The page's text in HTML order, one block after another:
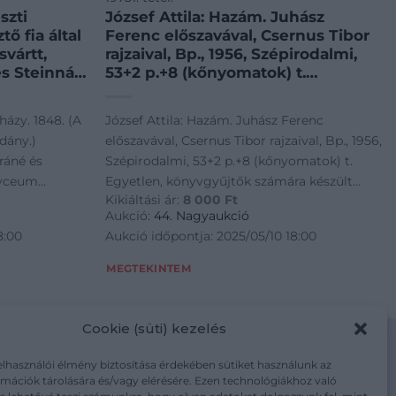
Cookie (süti) kezelés
élmény biztosítása érdekében sütiket használunk az
tárolására és/vagy elérésére. Ezen technológiákhoz való
fia által
Steinnál
+
A
Urházy
887.
1848. (A
és
Domokos
420 p.
fia,
Domokos
meg: Erdély
József Attila: Hazám. Juhász
Ferenc előszavával, Csernus Tibor
rajzaival, Bp., 1956, Szépirodalmi,
53+2 p.+8 (kőnyomatok) t.
aranyozott félbőr-kötés, sérült
gerinccel. Számozott (1982./2000)
József Attila: Hazám. Juhász Ferenc
előszavával, Csernus Tibor rajzaival, Bp., 1956,
Szépirodalmi, 53+2 p.+8 (kőnyomatok) t.
Egyetlen, könyvgyűjtők számára készült
bibliofil kiadás. Kiadói aranyozott félbőr-
kötés, sérült gerinccel. Számozott
(1982./2000) példány.
Kikiáltási ár: 8 000 Ft
Aukció: 44. Nagyaukció
Aukció időpontja: 2025/05/10 18:00
MEGTEKINTEM
adatkezelesi-tajekoztato/